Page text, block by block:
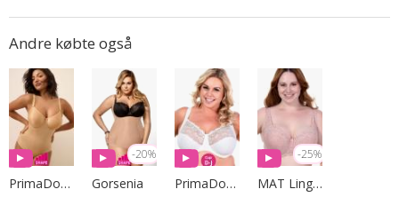
Andre købte også
PrimaDonna Lingerie
-20%
Gorsenia PrimaDonna Lingerie
-25%
MAT Lingerie